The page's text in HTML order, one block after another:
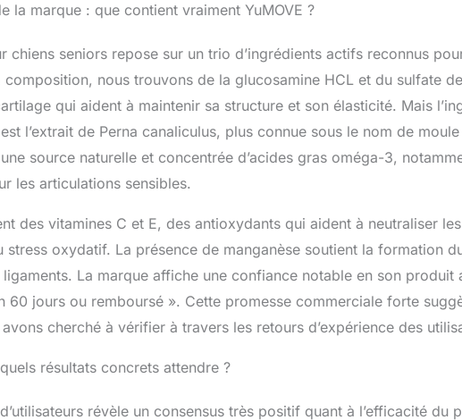
Formulé pour soulager les symptômes liés à l’arthrose
extrait de moule verte, il maintient aisance et confort
modérées, à la maison comme à l’extérieur, jour après
sans stress: Ces comprimés savoureux et faciles à
parfaitement à la routine quotidienne. Ce complément
confort articulaire et l’équilibre général de votre chien,
pratique en cas d’arthrose chien. Ce n'est pas un
la marque : que contient vraiment YuMOVE ?
chiens seniors repose sur un trio d’ingrédients actifs reconnus
nous trouvons de la glucosamine HCL et du sulfate
qui aident à maintenir sa structure et son élasticité. Mais
l’extrait de Perna canaliculus, plus connue sous le nom de
source naturelle et concentrée d’acides gras oméga-3,
les articulations sensibles.
des vitamines C et E, des antioxydants qui aident à neutraliser
oxydatif. La présence de manganèse soutient la formation
La marque affiche une confiance notable en son produit
60 jours ou remboursé ». Cette promesse commerciale forte
cherché à vérifier à travers les retours d’expérience des
résultats concrets attendre ?
révèle un consensus très positif quant à l’efficacité du